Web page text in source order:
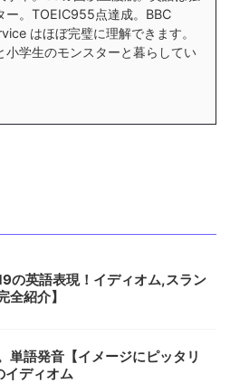
ー。TOEIC955点達成。BBC
はほぼ完璧に理解できます。
小学生のモンスターと暮らしてい
の英語表現！イディオム,スラン
全紹介】
単語発音【イメージにピッタリ
イディオム